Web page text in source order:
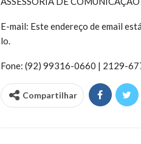
E-mail: Este endereço de email
lo.
Fone: (92) 99316-0660 | 2129-
Compartilhar